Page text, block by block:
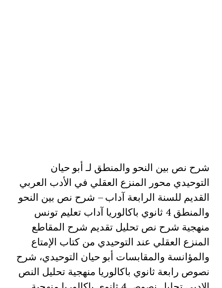
شرح نص بين النحو والمنطق لـ أبو حيان
التوحيدي محور المنزع العقلي في الأدب العربي
القديم للسنة الرابعة آداب – شرح نص بين النحو
والمنطق 4 ثانوي باكالوريا آداب تعليم تونس
منهجية شرح نص تحليل تقديم شرح المقاطع
المنزع العقلي عند التوحيدي من كتاب الإمتاع
والمؤانسة والمقابسات أبو حيان التوحيدي، شرح
نصوص رابعة ثانوي باكالوريا منهجية تحليل النص